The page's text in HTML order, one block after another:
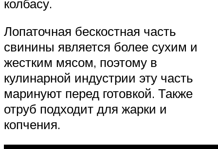
колбасу.
Лопаточная бескостная часть
свинины является более сухим и
жестким мясом, поэтому в
кулинарной индустрии эту часть
маринуют перед готовкой. Также
отруб подходит для жарки и
копчения.